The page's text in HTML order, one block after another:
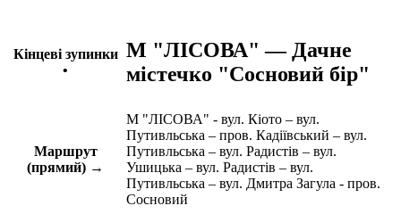
Кінцеві зупинки
•
М "ЛІСОВА" — Дачне
містечко "Сосновий бір"
Маршрут
(прямий) →
М "ЛІСОВА" - вул. Кіото – вул.
Путивльська – пров. Кадіївський – вул.
Путивльська – вул. Радистів – вул.
Ушицька – вул. Радистів – вул.
Путивльська – вул. Дмитра Загула - пров.
Сосновий